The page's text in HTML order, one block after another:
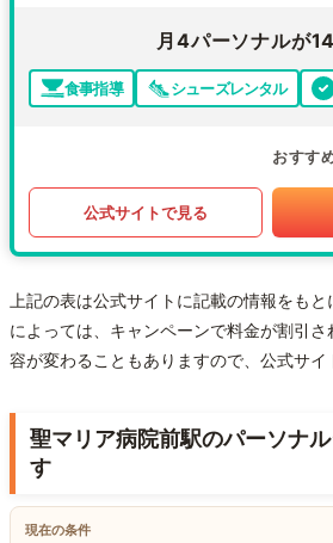
月4パーソナルが
食事指導 シューズレンタル
おすす
公式サイトで見る
上記の表は公式サイトに記載の情報をも
によっては、キャンペーンで料金が割引
容が変わることもありますので、公式サイ
聖マリア病院前駅のパーソナ
す
現在の条件